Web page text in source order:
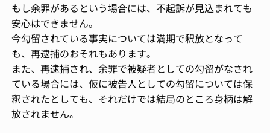
もし余罪があるという場合には、不起訴が見込まれても
安心はできません。
今勾留されている事実については満期で釈放となって
も、再逮捕のおそれもあります。
また、再逮捕され、余罪で被疑者としての勾留がなされ
ている場合には、仮に被告人としての勾留については保
釈されたとしても、それだけでは結局のところ身柄は解
放されません。